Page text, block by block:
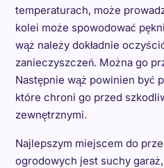
temperaturach, może
kolei może spowodować
wąż należy dokładnie
zanieczyszczeń. Można go
Następnie wąż powinien być
które chroni go przed
zewnętrznymi.
Najlepszym miejscem do
ogrodowych jest suchy